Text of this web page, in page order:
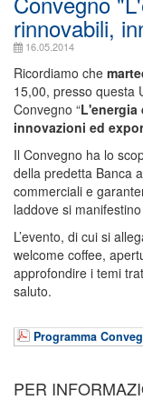
rinnovabili,
16.05.2014
Ricordiamo che
15,00, presso questa
Convegno “L'energia
innovazioni ed
Il Convegno ha lo
della predetta Banca
commerciali e
laddove si
L’evento, di cui si
welcome coffee,
approfondire i temi
saluto.
Programma
PER